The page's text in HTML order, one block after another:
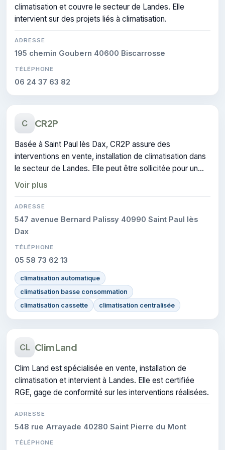
climatisation et couvre le secteur de Landes. Elle
intervient sur des projets liés à climatisation.
ADRESSE
195 chemin Goubern 40600 Biscarrosse
TÉLÉPHONE
06 24 37 63 82
C CR2P
Basée à Saint Paul lès Dax, CR2P assure des
interventions en vente, installation de climatisation dans
le secteur de Landes. Elle peut être sollicitée pour un
devis en climatisation.
Voir plus
ADRESSE
547 avenue Bernard Palissy 40990 Saint Paul lès
Dax
TÉLÉPHONE
05 58 73 62 13
climatisation automatique
climatisation basse consommation
climatisation cassette
climatisation centralisée
CL Clim Land
Clim Land est spécialisée en vente, installation de
climatisation et intervient à Landes. Elle est certifiée
RGE, gage de conformité sur les interventions réalisées.
ADRESSE
548 rue Arrayade 40280 Saint Pierre du Mont
TÉLÉPHONE